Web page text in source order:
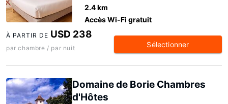
2.4 km
Accès Wi-Fi gratuit
À PARTIR DE USD 238
par chambre / par nuit Sélectionner
Domaine de Borie Chambres
d'Hôtes